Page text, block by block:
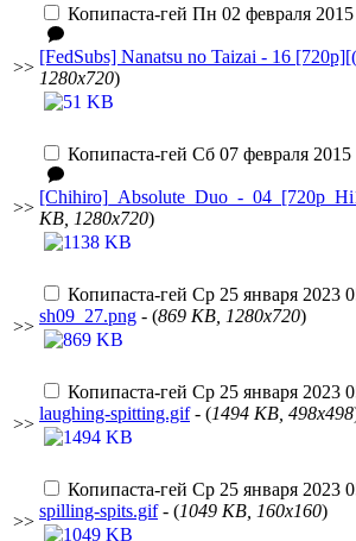
>>
Копипаста-гей Пн 02 февраля
[FedSubs] Nanatsu no Taizai - 16
1280x720)
>>
Копипаста-гей Сб 07 февраля 2015
[Chihiro]_Absolute_Duo_-
KB, 1280x720)
>>
Копипаста-гей Ср 25 января 2023
sh09_27.png - (869 KB, 1280x720)
>>
Копипаста-гей Ср 25 января 2023
laughing-spitting.gif- (1494 KB, 498x498
>>
Копипаста-гей Ср 25 января 2023
spilling-spits.gif- (1049 KB, 160x160)